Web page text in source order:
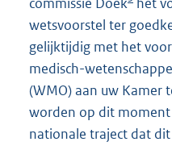
commissie Doek het
wetsvoorstel ter
gelijktijdig met het
medisch-wetenschap
(WMO) aan uw Kamer
worden op dit
nationale traject dat